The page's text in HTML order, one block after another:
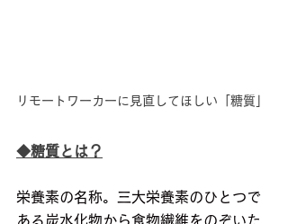
リモートワーカーに見直してほしい「糖質」
◆糖質とは？
栄養素の名称。三大栄養素のひとつで
ある炭水化物から食物繊維をのぞいた